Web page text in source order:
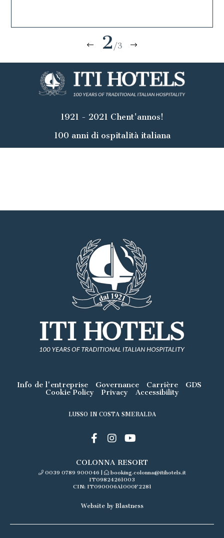
2 /3
1921 - 2021 Chent'annos!
100 anni di ospitalità italiana
Info de l'entreprise Governance Carrière
GDS
Cookie Policy
Privacy Accessibility
LUSSO IN COSTA SMERALDA
COLONNA RESORT
0039 0789 900046 |
booking.colonna@itihotels.it
IT09824261003
CIN: IT090006A1000F2281
Website by Blastness